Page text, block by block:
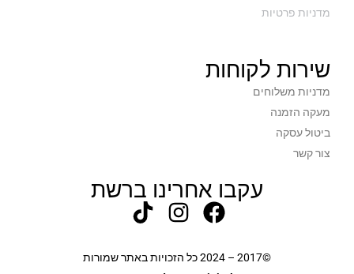
מדניות פרטיות
שירות לקוחות
מדניות משלוחים
מעקה הזמנה
ביטול עסקה
צור קשר
עקבו אחרינו ברשת
©2017 – 2024 כל הזכויות באתר שמורות